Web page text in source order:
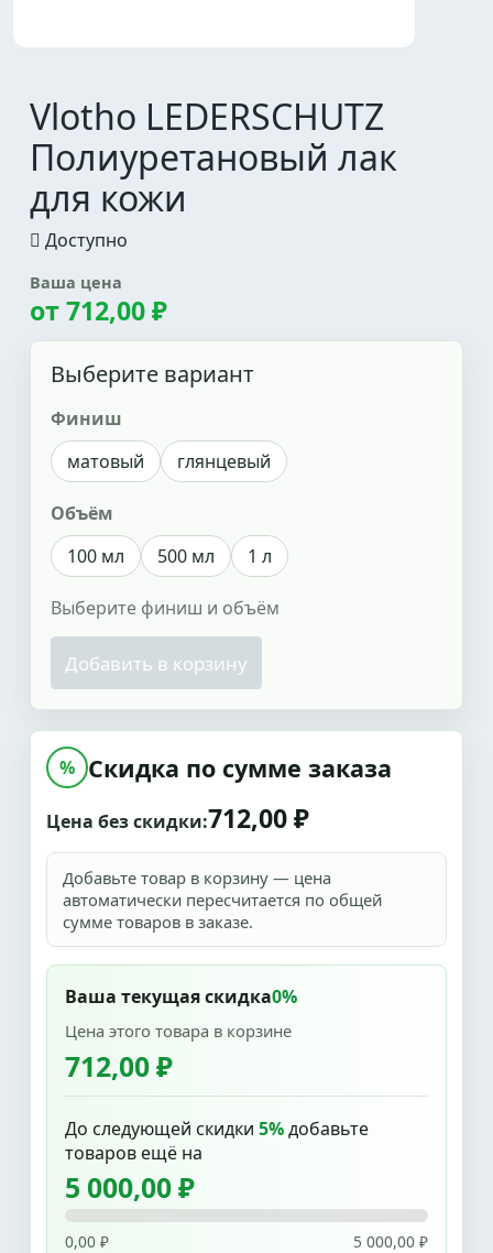
Vlotho LEDERSCHUTZ
Полиуретановый лак
для кожи
Доступно
Ваша цена
от712,00 ₽
Выберите вариант
Финиш
матовый
глянцевый
Объём
100 мл
500 мл 1 л
Выберите финиш и объём
Добавить в корзину
% Скидка по сумме заказа
Цена без скидки:712,00 ₽
Добавьте товар в корзину — цена
автоматически пересчитается по общей
сумме товаров в заказе.
Ваша текущая скидка0%
Цена этого товара в корзине
712,00 ₽
До следующей скидки 5%добавьте
товаров ещё на
5 000,00 ₽
0,00 ₽ 5 000,00 ₽